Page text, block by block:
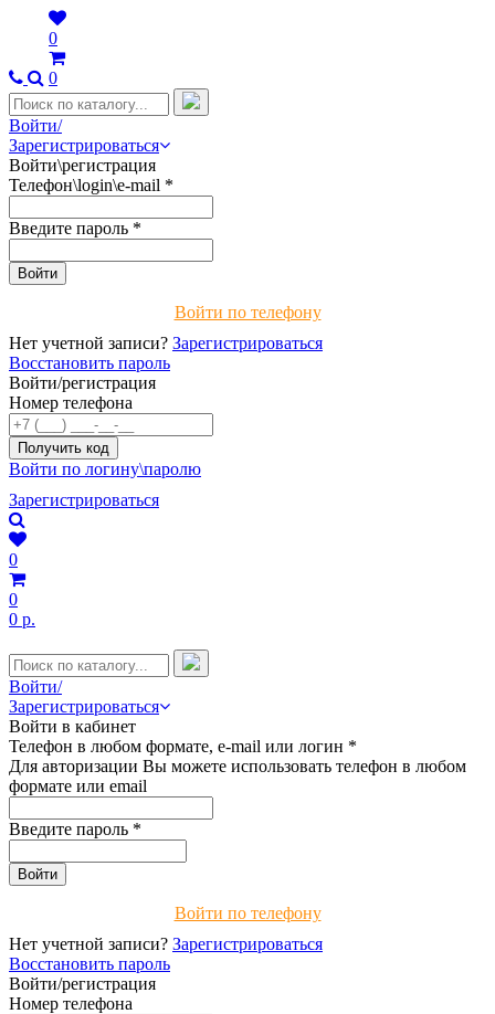
0
0
Войти/
Зарегистрироваться
Войти\регистрация
Телефон\login\e-mail *
Введите пароль *
Войти по телефону
Нет учетной записи? Зарегистрироваться
Восстановить пароль
Войти/регистрация
Номер телефона
Войти по логину\паролю
Зарегистрироваться
0
0
0 р.
Войти/
Зарегистрироваться
Войти в кабинет
Телефон в любом формате, e-mail или логин *
Для авторизации Вы можете использовать телефон в любом
формате или email
Введите пароль *
Войти по телефону
Нет учетной записи? Зарегистрироваться
Восстановить пароль
Войти/регистрация
Номер телефона